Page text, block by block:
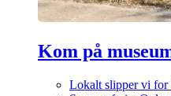
Kom på
Lokalt slipper vi for